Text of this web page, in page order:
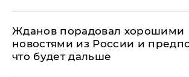
Жданов порадовал хорошими
новостями из России и
что будет дальше